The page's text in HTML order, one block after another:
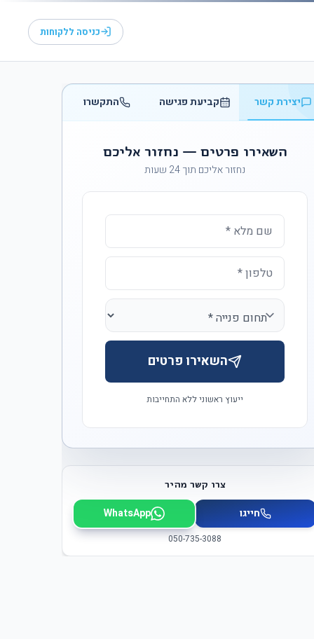
כניסה ללקוחות
יצירת קשר קביעת פגישה התקשרו
השאירו פרטים — נחזור אליכם
נחזור אליכם תוך 24 שעות
השאירו פרטים
ייעוץ ראשוני ללא התחייבות
צרו קשר מהיר
חייגו WhatsApp
050-735-3088